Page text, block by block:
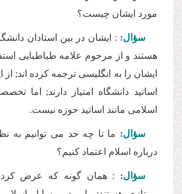
مورد ایشان چیست؟
سؤال: : ایشان در بین استادان
هستند و از مرحوم علامه طباطبایى
ایشان را به انگلیسى ترجمه كرده اند;
اساتید دانشگاه امتیاز دارند; اما
اسلامى مانند اساتید حوزه نیست.
سؤال: ما تا چه حد مى توانیم به
درباره اسلام اعتماد كنیم؟
سؤال: : همان گونه كه عرض